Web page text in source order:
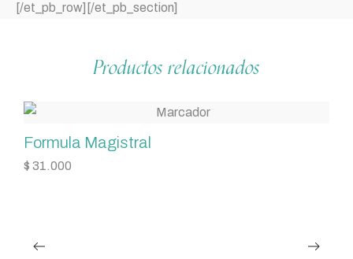
[/et_pb_row][/et_pb_section]
Productos relacionados
Formula Magistral
$ 31.000